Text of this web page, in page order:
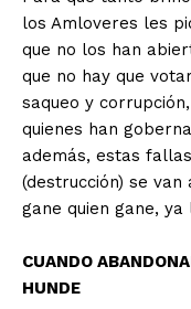
los Amloveres les
que no los han
que no hay que
saqueo y
quienes han
además, estas
(destrucción) se
gane quien gane, ya
CUANDO
HUNDE